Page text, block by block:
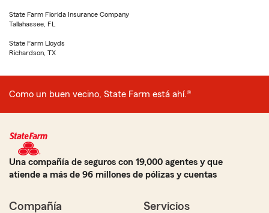
State Farm Florida Insurance Company
Tallahassee, FL
State Farm Lloyds
Richardson, TX
Como un buen vecino, State Farm está ahí.®
Una compañía de seguros con 19,000 agentes y que
atiende a más de 96 millones de pólizas y cuentas
Compañía Servicios